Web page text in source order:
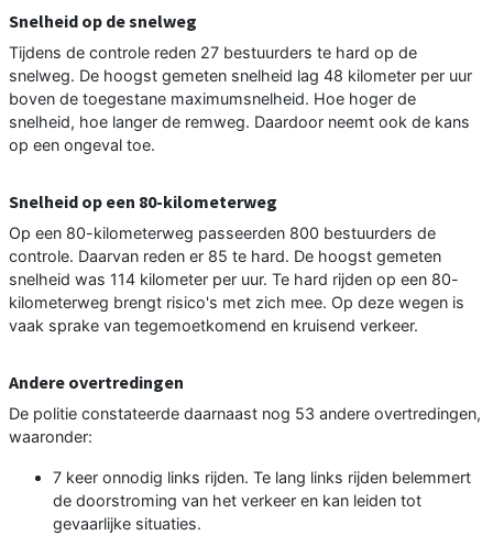
Snelheid op de snelweg
Tijdens de controle reden 27 bestuurders te hard op de
snelweg. De hoogst gemeten snelheid lag 48 kilometer per uur
boven de toegestane maximumsnelheid. Hoe hoger de
snelheid, hoe langer de remweg. Daardoor neemt ook de kans
op een ongeval toe.
Snelheid op een 80-kilometerweg
Op een 80-kilometerweg passeerden 800 bestuurders de
controle. Daarvan reden er 85 te hard. De hoogst gemeten
snelheid was 114 kilometer per uur. Te hard rijden op een 80-
kilometerweg brengt risico's met zich mee. Op deze wegen is
vaak sprake van tegemoetkomend en kruisend verkeer.
Andere overtredingen
De politie constateerde daarnaast nog 53 andere overtredingen,
waaronder:
7 keer onnodig links rijden. Te lang links rijden belemmert
de doorstroming van het verkeer en kan leiden tot
gevaarlijke situaties.